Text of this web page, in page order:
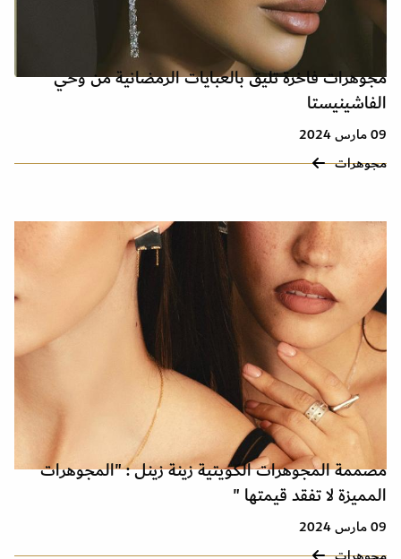
مجوهرات فاخرة تليق بالعبايات الرمضانية من وحي
الفاشينيستا
09 مارس 2024
مجوهرات
مصممة المجوهرات الكويتية زينة زينل : "المجوهرات
المميزة لا تفقد قيمتها "
09 مارس 2024